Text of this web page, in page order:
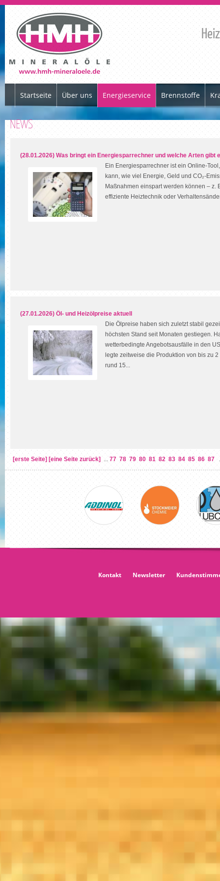
Startseite Über uns Energieservice Brennstoffe
NEWS
(28.01.2026) Was bringt ein Energiesparrechner und welche Arten gibt
Ein Energiesparrechner ist ein Online-
kann, wie viel Energie, Geld und CO₂-
Maßnahmen einspart werden können – z.
effiziente Heiztechnik oder
(27.01.2026) Öl- und Heizölpreise aktuell
Die Ölpreise haben sich zuletzt stabil
höchsten Stand seit Monaten gestiegen.
wetterbedingte Angebotsausfälle in den
legte zeitweise die Produktion von bis zu
rund 15...
[erste Seite] [eine Seite zurück] ... 77 78 79 80 81 82 83 84 85 86 87
Kontakt Newsletter